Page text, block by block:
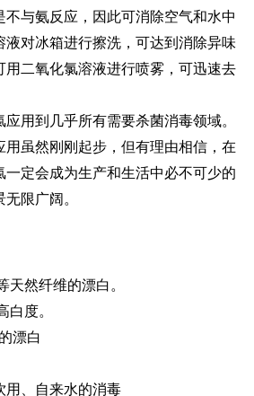
与氨反应，因此可消除空气和水中
液对冰箱进行擦洗，可达到消除异味
用二氧化氯溶液进行喷雾，可迅速去
用到几乎所有需要杀菌消毒领域。
用虽然刚刚起步，但有理由相信，在
一定会成为生产和生活中必不可少的
限广阔。
然纤维的漂白。
度。
漂白
用、自来水的消毒